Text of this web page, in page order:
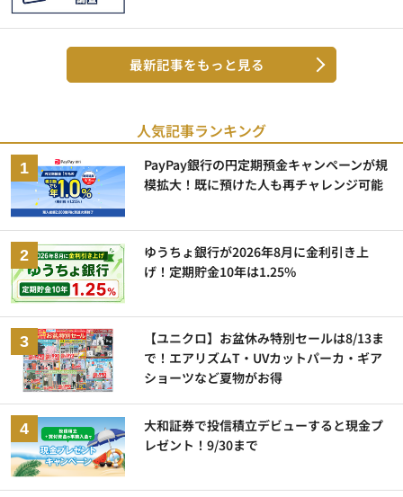
最新記事をもっと見る
人気記事ランキング
PayPay銀行の円定期預金キャンペーンが規
模拡大！既に預けた人も再チャレンジ可能
ゆうちょ銀行が2026年8月に金利引き上
げ！定期貯金10年は1.25%
【ユニクロ】お盆休み特別セールは8/13ま
で！エアリズムT・UVカットパーカ・ギア
ショーツなど夏物がお得
大和証券で投信積立デビューすると現金プ
レゼント！9/30まで